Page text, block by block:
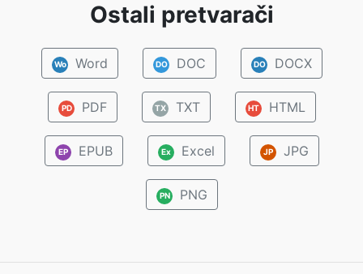
Ostali pretvarači
Wo Word DO DOC DO DOCX
PD PDF TX TXT HT HTML
EP EPUB Ex Excel JP JPG
PN PNG